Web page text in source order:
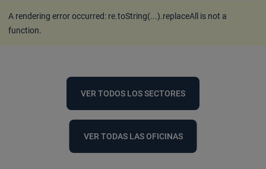
A rendering error occurred: re.toString(...).replaceAll is not a
function.
VER TODOS LOS SECTORES
VER TODAS LAS OFICINAS